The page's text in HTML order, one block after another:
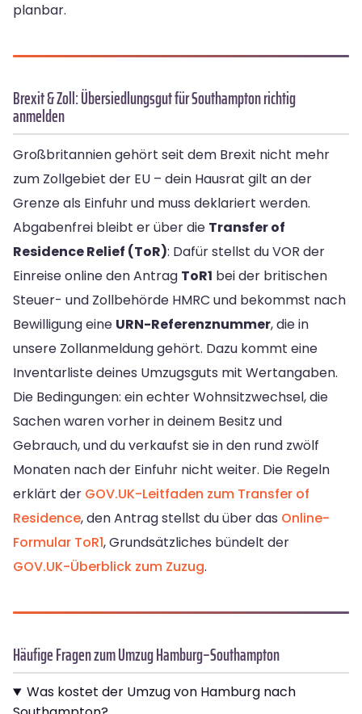
planbar.
Brexit & Zoll: Übersiedlungsgut für Southampton richtig
anmelden
Großbritannien gehört seit dem Brexit nicht mehr
zum Zollgebiet der EU – dein Hausrat gilt an der
Grenze als Einfuhr und muss deklariert werden.
Abgabenfrei bleibt er über die Transfer of
Residence Relief (ToR): Dafür stellst du VOR der
Einreise online den Antrag ToR1 bei der britischen
Steuer- und Zollbehörde HMRC und bekommst nach
Bewilligung eine URN-Referenznummer, die in
unsere Zollanmeldung gehört. Dazu kommt eine
Inventarliste deines Umzugsguts mit Wertangaben.
Die Bedingungen: ein echter Wohnsitzwechsel, die
Sachen waren vorher in deinem Besitz und
Gebrauch, und du verkaufst sie in den rund zwölf
Monaten nach der Einfuhr nicht weiter. Die Regeln
erklärt der GOV.UK-Leitfaden zum Transfer of
Residence, den Antrag stellst du über das Online-
Formular ToR1, Grundsätzliches bündelt der
GOV.UK-Überblick zum Zuzug.
Häufige Fragen zum Umzug Hamburg–Southampton
Was kostet der Umzug von Hamburg nach